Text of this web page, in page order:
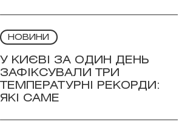
НОВИНИ
У КИЄВІ ЗА ОДИН ДЕНЬ
ЗАФІКСУВАЛИ ТРИ
ТЕМПЕРАТУРНІ РЕКОРДИ:
ЯКІ САМЕ